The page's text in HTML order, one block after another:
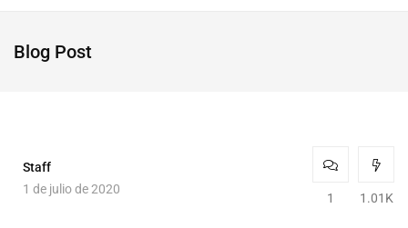
Blog Post
Staff
1 de julio de 2020
1 1.01K